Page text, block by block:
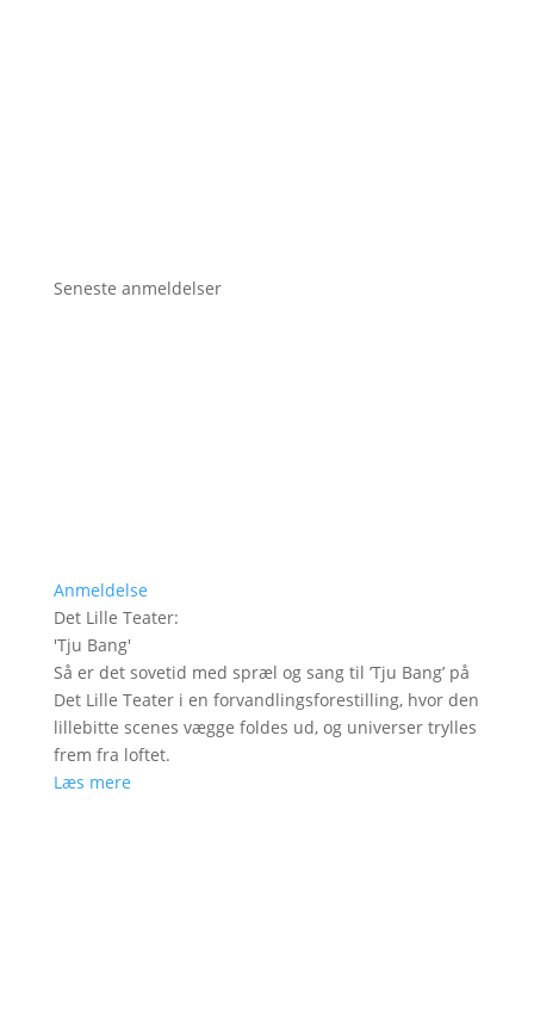
Seneste anmeldelser
Anmeldelse
Det Lille Teater:
'Tju Bang'
Så er det sovetid med spræl og sang til ’Tju Bang’ på
Det Lille Teater i en forvandlingsforestilling, hvor den
lillebitte scenes vægge foldes ud, og universer trylles
frem fra loftet.
Læs mere